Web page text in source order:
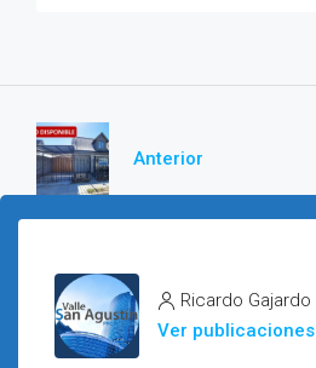
Anterior
Ricardo Gajardo
Ver publicaciones